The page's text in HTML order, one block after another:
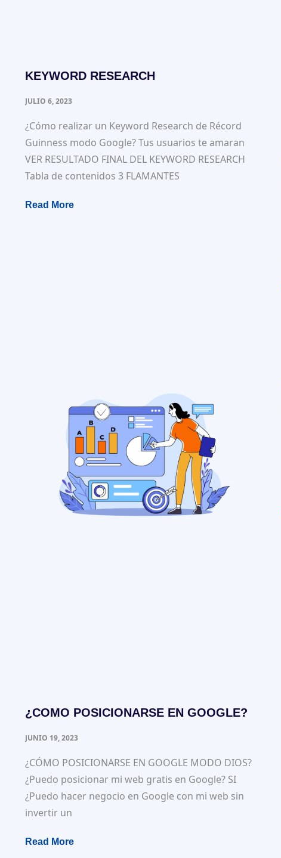
KEYWORD RESEARCH
JULIO 6, 2023
¿Cómo realizar un Keyword Research de Récord
Guinness modo Google? Tus usuarios te amaran
VER RESULTADO FINAL DEL KEYWORD RESEARCH
Tabla de contenidos 3 FLAMANTES
Read More
¿COMO POSICIONARSE EN GOOGLE?
JUNIO 19, 2023
¿CÓMO POSICIONARSE EN GOOGLE MODO DIOS?
¿Puedo posicionar mi web gratis en Google? SI
¿Puedo hacer negocio en Google con mi web sin
invertir un
Read More